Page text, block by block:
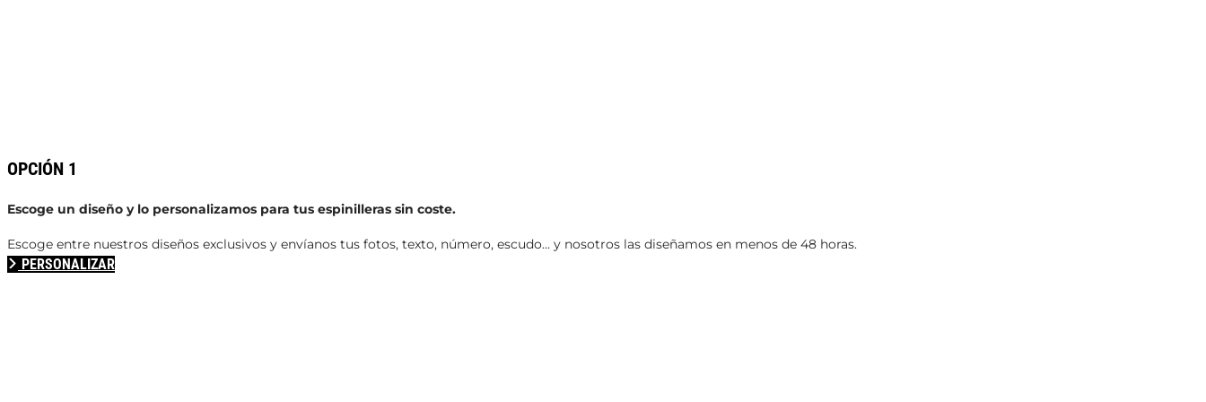
OPCIÓN 1
Escoge un diseño y lo personalizamos para tus espinilleras sin coste.
Escoge entre nuestros diseños exclusivos y envíanos tus fotos, texto, número, escudo… y nosotros las diseñamos en menos de 48 horas.
PERSONALIZAR